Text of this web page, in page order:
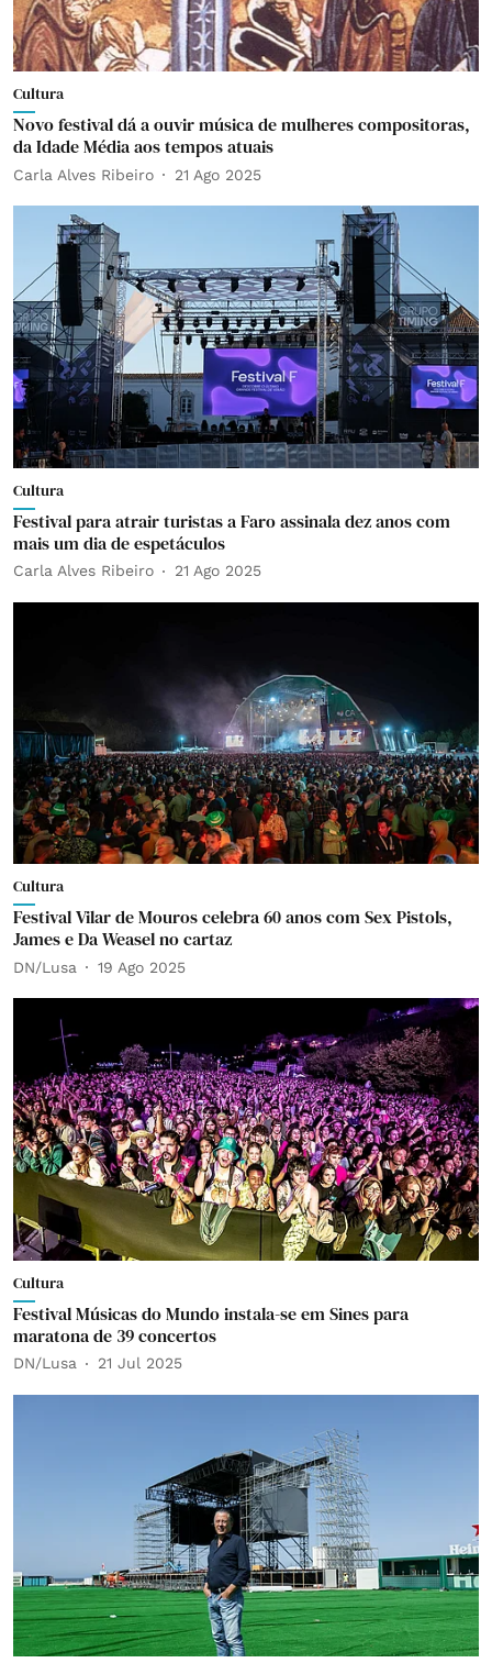
Cultura
Novo festival dá a ouvir música de mulheres compositoras,
da Idade Média aos tempos atuais
Carla Alves Ribeiro 21 Ago 2025
Cultura
Festival para atrair turistas a Faro assinala dez anos com
mais um dia de espetáculos
Carla Alves Ribeiro 21 Ago 2025
Cultura
Festival Vilar de Mouros celebra 60 anos com Sex Pistols,
James e Da Weasel no cartaz
DN/Lusa 19 Ago 2025
Cultura
Festival Músicas do Mundo instala-se em Sines para
maratona de 39 concertos
DN/Lusa 21 Jul 2025